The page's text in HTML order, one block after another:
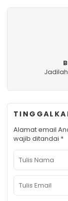
Alamat email
wajib ditandai *